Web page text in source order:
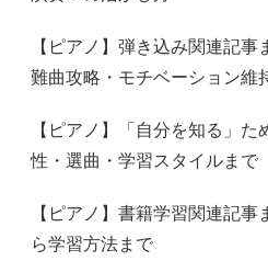
【ピアノ】弾き込み関連記事
難曲攻略・モチベーション維
【ピアノ】「自分を知る」
性・選曲・学習スタイルまで
【ピアノ】書籍学習関連記
ら学習方法まで